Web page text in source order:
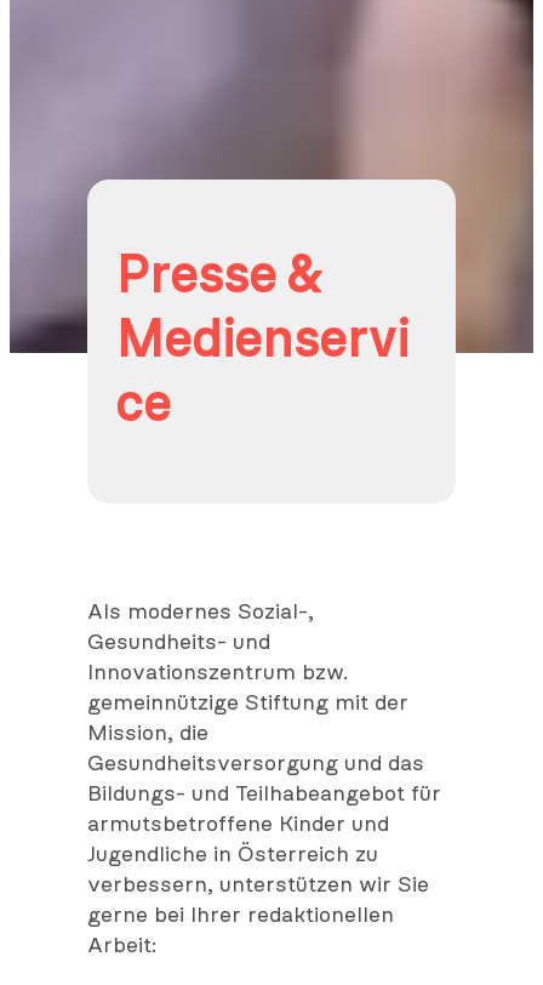
Presse &
Medienservi
ce
Als modernes Sozial-,
Gesundheits- und
Innovationszentrum bzw.
gemeinnützige Stiftung mit der
Mission, die
Gesundheitsversorgung und das
Bildungs- und Teilhabeangebot für
armutsbetroffene Kinder und
Jugendliche in Österreich zu
verbessern, unterstützen wir Sie
gerne bei Ihrer redaktionellen
Arbeit: